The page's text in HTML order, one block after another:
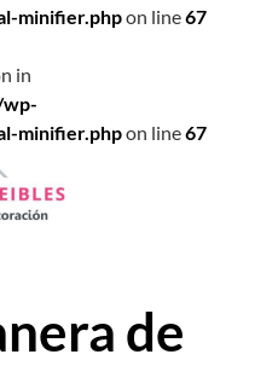
minifier.phpon line67
in
minifier.phpon line67
de